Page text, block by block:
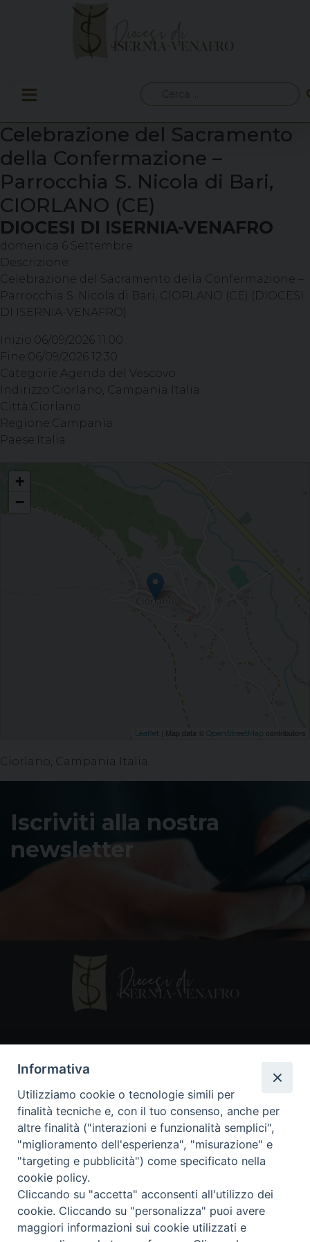
per:
Celebrazione del Sacramento
della Confermazione –
Parrocchia S. Nicola di Bari,
CIORLANO (CE)
DIOCESI DI ISERNIA-VENAFRO
domenica 6 Settembre
Descrizione:
Celebrazione del Sacramento della Confermazione –
Parrocchia S. Nicola di Bari, CIORLANO (CE) (DIOCESI
DI ISERNIA-VENAFRO)
Inizio: 06/09/2026 11:00
Fine: 06/09/2026 12:30
Categorie: Agenda del Vescovo
Indirizzo: Ciorlano, Campania Italia
Città: Ciorlano
Regione: Campania
Paese: Italia
Celebrazione del Sacramento della Confermazione - Parrocchia S. Nicola di
Bari, CIORLANO (CE)
+
−
Leaflet | Map data © OpenStreetMap contributors
Ciorlano, Campania Italia
Iscriviti alla nostra
newsletter
86170 Isernia
086550849
segreteria@diocesiiserniavenafro.it
I nostri social
Copyright © 2018 - Diocesi di Isernia-Venafro (C.F.
90008750946). Riproduzione solo con permesso.
Informativa
Utilizziamo cookie o tecnologie simili per
finalità tecniche e, con il tuo consenso, anche per
altre finalità ("interazioni e funzionalità semplici",
"miglioramento dell'esperienza", "misurazione" e
"targeting e pubblicità") come specificato nella
cookie policy.
Cliccando su "accetta" acconsenti all'utilizzo dei
cookie. Cliccando su "personalizza" puoi avere
maggiori informazioni sui cookie utilizzati e